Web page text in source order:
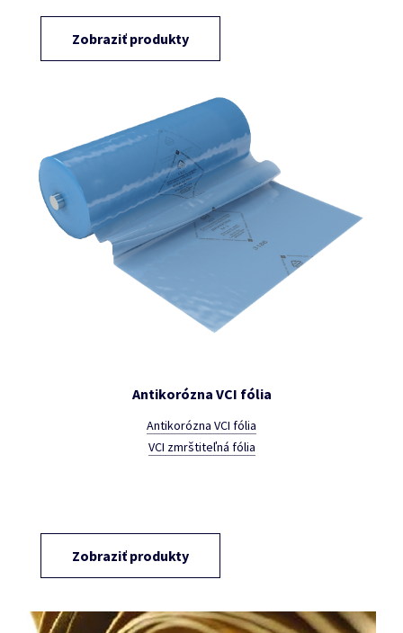
Zobraziť produkty
Antikorózna VCI fólia
Antikorózna VCI fólia
VCI zmrštiteľná fólia
Zobraziť produkty